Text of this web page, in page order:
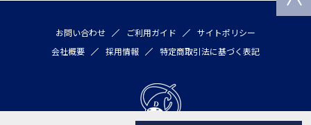
お問い合わせ ご利用ガイド
サイトポリシー
会社概要
採用情報 特定商取引法に基づく表記